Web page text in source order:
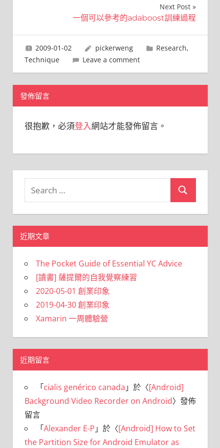
覽
Next Post
一個可以參考的adaboost訓練過程
2009-01-02 pickerweng Research,
Technique
Leave a comment
發佈留言
很抱歉，必須登入網站才能發佈留言。
Search
近期文章
The Pocket Guide of Essential YC Advice
[讀書] 薩提爾的自我覺察練習
2020-05-01 創業印象
2019-04-30 創業印象
Xamarin 一周體驗營
近期留言
「cialis genérico canada 」於〈[Android]
Background Video Recorder on Android〉發佈
留言
「Alexander E-P 」於〈[Android] How to Set
the Partition Size for Android Emulator as